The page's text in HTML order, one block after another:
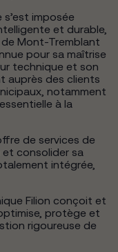
s’est imposée
et durable,
Mont-Tremblant
pour sa maîtrise
technique et son
auprès des clients
notamment
à la
de services de
et consolider sa
intégrée,
Filion conçoit et
protège et
rigoureuse de